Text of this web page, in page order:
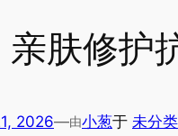
肤修护
2026—由小葱于 未分类